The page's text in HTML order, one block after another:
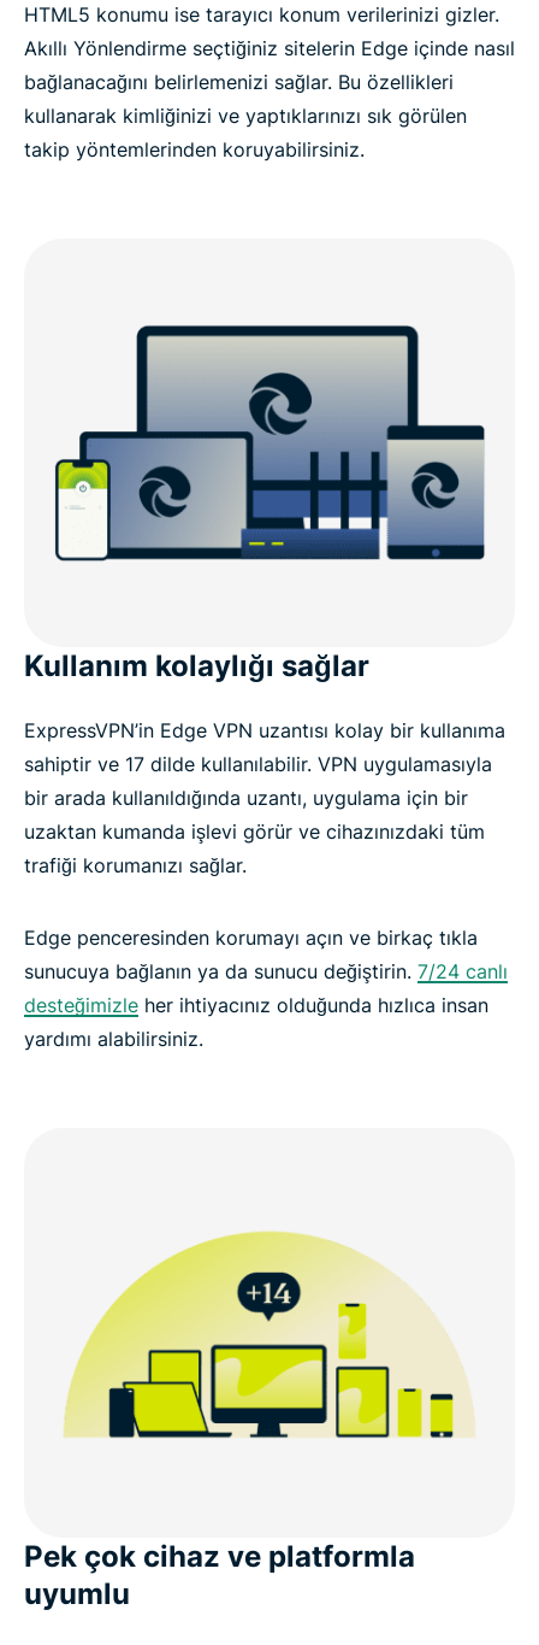
HTML5 konumu ise tarayıcı konum verilerinizi gizler.
Akıllı Yönlendirme seçtiğiniz sitelerin Edge içinde nasıl
bağlanacağını belirlemenizi sağlar. Bu özellikleri
kullanarak kimliğinizi ve yaptıklarınızı sık görülen
takip yöntemlerinden koruyabilirsiniz.
Kullanım kolaylığı sağlar
ExpressVPN’in Edge VPN uzantısı kolay bir kullanıma
sahiptir ve 17 dilde kullanılabilir. VPN uygulamasıyla
bir arada kullanıldığında uzantı, uygulama için bir
uzaktan kumanda işlevi görür ve cihazınızdaki tüm
trafiği korumanızı sağlar.
Edge penceresinden korumayı açın ve birkaç tıkla
sunucuya bağlanın ya da sunucu değiştirin. 7/24 canlı
desteğimizle her ihtiyacınız olduğunda hızlıca insan
yardımı alabilirsiniz.
Pek çok cihaz ve platformla
uyumlu